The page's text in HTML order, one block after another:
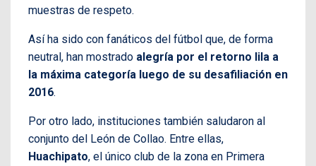
muestras de respeto.
Así ha sido con fanáticos del fútbol que, de forma
neutral, han mostrado alegría por el retorno lila a
la máxima categoría luego de su desafiliación en
2016.
Por otro lado, instituciones también saludaron al
conjunto del León de Collao. Entre ellas,
Huachipato, el único club de la zona en Primera